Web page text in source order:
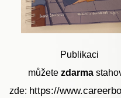
Publikaci
můžete zdarma
zde: https://